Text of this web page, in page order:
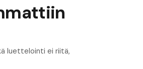
luettelointi ei riitä,